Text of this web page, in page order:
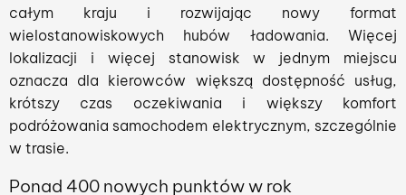
całym kraju i rozwijając nowy format
wielostanowiskowych hubów ładowania. Więcej
lokalizacji i więcej stanowisk w jednym miejscu
oznacza dla kierowców większą dostępność usług,
krótszy czas oczekiwania i większy komfort
podróżowania samochodem elektrycznym, szczególnie
w trasie.
Ponad 400 nowych punktów w rok